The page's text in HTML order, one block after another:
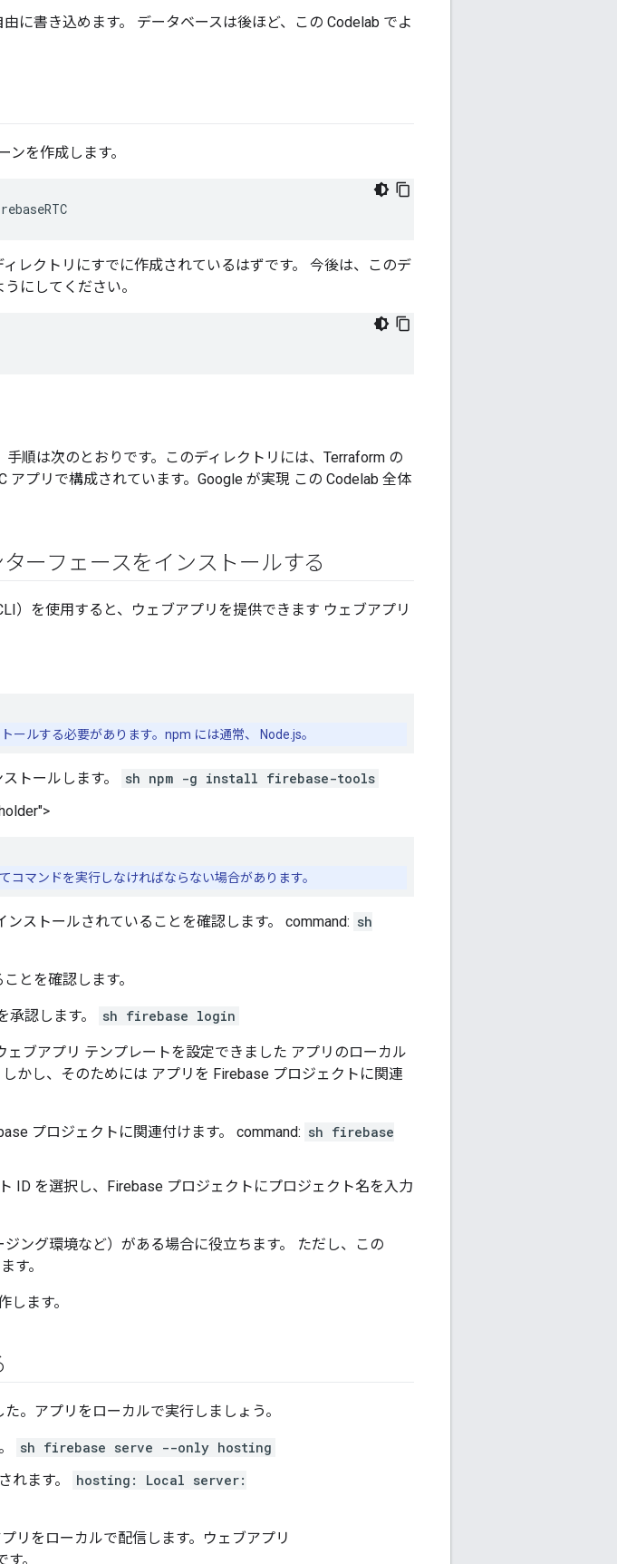
に書き込めます。 データベースは後ほど、この Codelab でよ
を作成します。
ィレクトリにすでに作成されているはずです。 今後は、このデ
にしてください。
手順は次のとおりです。このディレクトリには、Terraform の
アプリで構成されています。Google が実現 この Codelab 全体
ーフェースをインストールする
）を使用すると、ウェブアプリを提供できます ウェブアプリ
ールする必要があります。npm には通常、 Node.js。
トールします。
sh npm -g install firebase-tools
コマンドを実行しなければならない場合があります。
ストールされていることを確認します。 command: sh
とを確認します。
承認します。 sh firebase login
ブアプリ テンプレートを設定できました アプリのローカル
かし、そのためには アプリを Firebase プロジェクトに関連
プロジェクトに関連付けます。 command: sh firebase
ID を選択し、Firebase プロジェクトにプロジェクト名を入力
ング環境など）がある場合に役立ちます。 ただし、この
す。
ます。
。アプリをローカルで実行しましょう。
sh firebase serve --only hosting
れます。
hosting: Local server:
リをローカルで配信します。ウェブアプリ
。